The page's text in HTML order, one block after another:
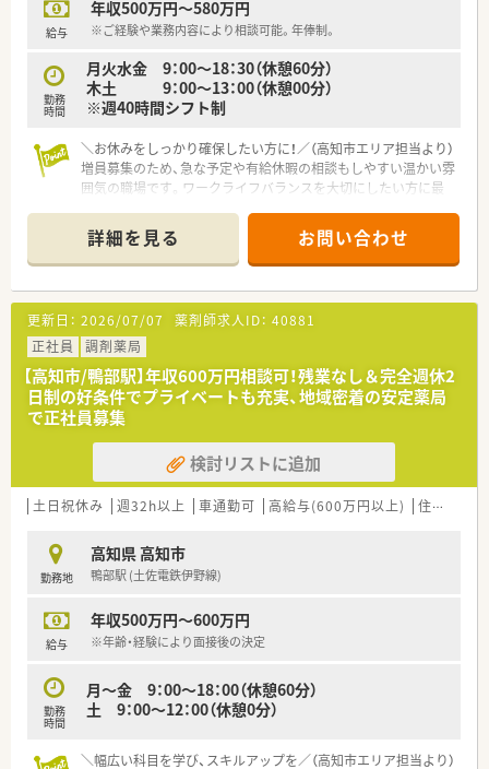
県内・県外にて店舗を増やしていく方針です。
■総合病院門前からクリニック門前までさまざまな科目の店舗
■在宅件数はグループ全体で700件以上ございます。在宅専任薬
剤師も複数名いらっしゃいます。
■1年に1回以上学会に参加されており、学会発表チームを立ち
論して発表の題目を検討されています。
■1年に3回（3月、7月、11月）グループ内の薬剤師・看護師・ケアマ
ネージャー・看護師・事務職全ての職員を集めての勉強会を開か
専門家による接遇研修等も行われています。
■保険薬局での勤務未経験の方に対しても、電子薬歴の使用方法
や調剤報酬の算定方法等の教育カリキュラムをご準備されてい
■希望制となりますが、職員研修の一環として医療機関のご協力
のもと、4～6カ月の病院研修も行われています。
■調剤業務だけでなく、災害対策や野菜の販売等を通して地域貢
献を行われています。
給与
年収500万円～580万円
※ご経験や業務内容により相談可能。年俸制。
勤務
時間
月火水金 9：00～18：30（休憩60分）
木土 9：00～13：00（休憩00分）
※週40時間シフト制
＼お休みをしっかり確保したい方に！／（高知市エリア担当より）
増員募集のため、急な予定や有給休暇の相談もしやすい温かい雰
囲気の職場です。ワークライフバランスを大切にしたい方に最
【店舗情報と応需状況について】
■円行寺口駅から車で5分の立地で、小児科を中心に内科や皮膚
科など複数の医療機関から処方箋を応需しています。
■1日あたりの処方箋枚数は60枚から70枚程度で、地域に密着し
た薬局として多くの患者様に親しまれています。
■小児科特有の複雑な体重計算などは最新のシステムが自動で
行うため、計数調剤の負担が少なく集中できます。
【募集背景と求める人物像について】
■スタッフの皆様がより柔軟にお休みを取得できる体制を整え
るため、今回は将来を見据えた増員募集を行います。
■年齢や性別だけでなく経験の有無も一切問いませんので、周囲
と協力しながら明るく勤務できる方を募ります。
■患者様一人ひとりに寄り添った丁寧な服薬指導を大切にでき
【法人特徴について】
■高知市内を中心に地域密着型の店舗展開を行っており、地元の
■社長自らも薬剤師として現場に立ち、スタッフと同じ目線で業
務に取り組む非常に風通しの良い組織文化です。
生せず、同じ場所で長く腰を据えて勤務可能です。
【求人情報について】
能で、高水準の待遇でお迎えいたします。
詳細を見る お問い合わせ
更新日： 2026/07/07 薬剤師求人ID： 40881
正社員
調剤薬局
【高知市/鴨部駅】年収600万円相談可！残業なし＆完全週休2
日制の好条件でプライベートも充実、地域密着の安定薬局
で正社員募集
検討リストに追加
土日祝休み 週32h以上 車通勤可 高給与(600万円以上) 住宅補助(手当)あり
勤務地
高知県 高知市
鴨部駅 (土佐電鉄伊野線)
給与
年収500万円～600万円
※年齢・経験により面接後の決定
勤務
時間
月～金 9：00～18：00（休憩60分）
土 9：00～12：00（休憩0分）
＼幅広い科目を学び、スキルアップを／（高知市エリア担当より）